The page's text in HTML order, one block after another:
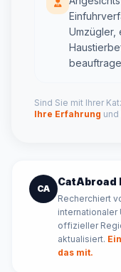
Umzügler,
Sind Sie mit Ihrer
Ihre Erfahrung
CA
CatAbroad
Recherchiert
internationaler
offizieller
aktualisiert.
das mit.